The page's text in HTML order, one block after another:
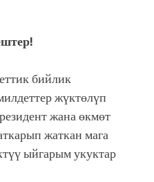
бийлик
жүктөлүп
жана өкмөт
жаткан мага
ыйгарым укуктар